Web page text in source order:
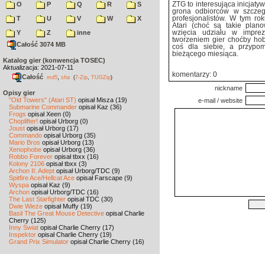
O
P Q R
S
T
U V W
X
Y
Z
inne
Całość 3074 MB
Katalog gier (konwencja TOSEC)
Aktualizacja: 2021-07-11
Całość md5 sha (7-Zip TUGZip)
Opisy gier
"Old Towers" (Atari ST) opisał Misza (19)
Submarine Commander opisał Kaz (36)
Frogs opisał Xeen (0)
Choplifter! opisał Urborg (0)
Joust opisał Urborg (17)
Commando opisał Urborg (35)
Mario Bros opisał Urborg (13)
Xenophobe opisał Urborg (36)
Robbo Forever opisał tbxx (16)
Kolony 2106 opisał tbxx (3)
Archon II: Adept opisał Urborg/TDC (9)
Spitfire Ace/Hellcat Ace opisał Farscape (9)
Wyspa opisał Kaz (9)
Archon opisał Urborg/TDC (16)
The Last Starfighter opisał TDC (30)
Dwie Wieże opisał Muffy (19)
Basil The Great Mouse Detective opisał Charlie
Cherry (125)
Inny Świat opisał Charlie Cherry (17)
Inspektor opisał Charlie Cherry (19)
Grand Prix Simulator opisał Charlie Cherry (16)
ZTG to interesująca
grona odbiorców w
profesjonalistów. W tym
Atari (choć są takie
wzięcia udziału w
tworzeniem gier choćby
coś dla siebie, a
bieżącego miesiąca.
komentarzy: 0
nickname
e-mail / website